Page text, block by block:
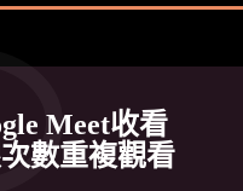
Meet收看
數重複觀看